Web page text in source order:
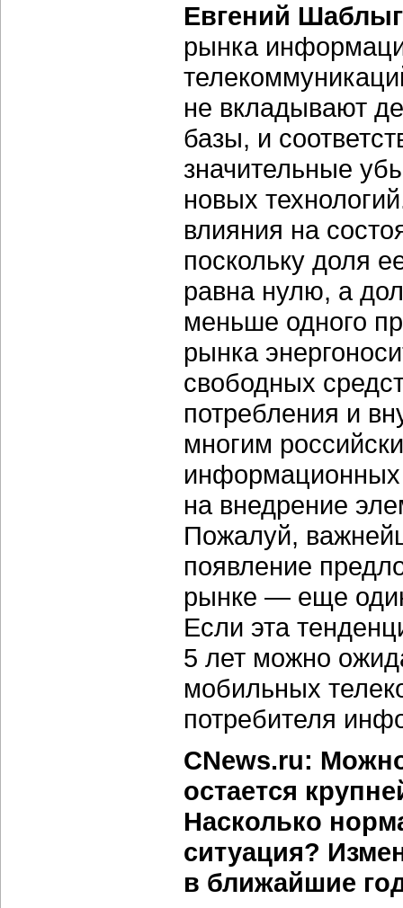
Евгений
рынка
не вкладывают
базы, и
значительные
новых
влияния на
поскольку доля
равна нулю, а
меньше одного
рынка
свободных
потребления и
многим
информационных
на внедрение
Пожалуй,
появление
рынке — еще
Если эта
5 лет можно
мобильных
потребителя
CNews.ru:
остается
Насколько
ситуация?
в ближайшие